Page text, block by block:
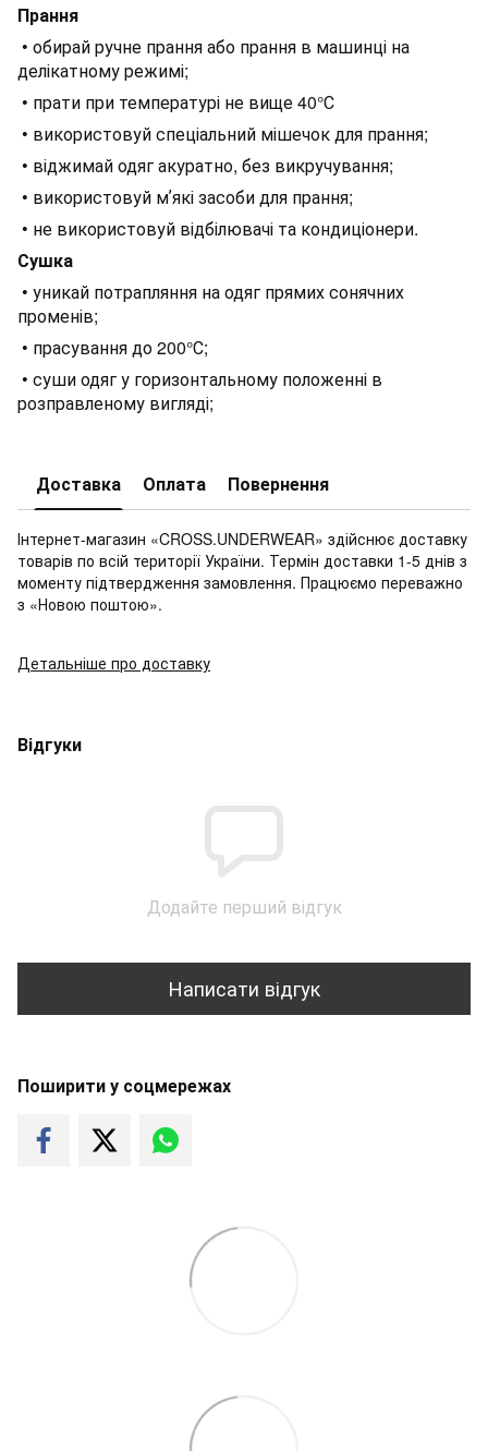
Прання
• обирай ручне прання або прання в машинці на
делікатному режимі;
• прати при температурі не вище 40°С
• використовуй спеціальний мішечок для прання;
• віджимай одяг акуратно, без викручування;
• використовуй мʼякі засоби для прання;
• не використовуй відбілювачі та кондиціонери.
Сушка
• уникай потрапляння на одяг прямих сонячних
променів;
• прасування до 200°С;
• суши одяг у горизонтальному положенні в
розправленому вигляді;
Доставка Оплата Повернення
Інтернет-магазин «CROSS.UNDERWEAR» здійснює доставку
товарів по всій території України. Термін доставки 1-5 днів з
моменту підтвердження замовлення. Працюємо переважно
з «Новою поштою».
Детальніше про доставку
Відгуки
Додайте перший відгук
Написати відгук
Поширити у соцмережах